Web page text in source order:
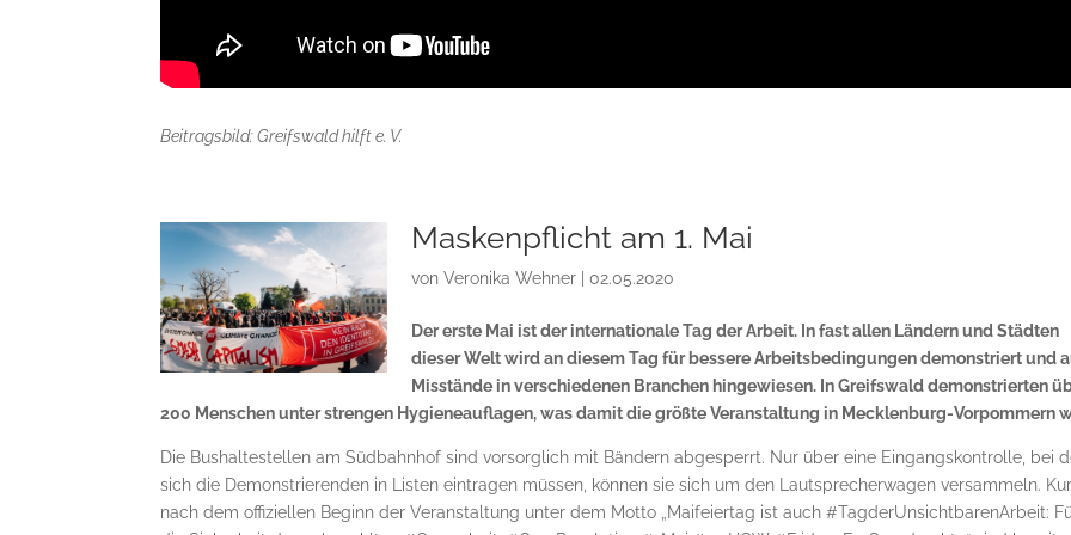
Beitragsbild: Greifswald hilft e. V.
Maskenpflicht am 1. Mai
vonVeronika Wehner |02.05.2020
Der erste Mai ist der internationale Tag der Arbeit. In fast allen Ländern und Städten
dieser Welt wird an diesem Tag für bessere Arbeitsbedingungen demonstriert und
Misstände in verschiedenen Branchen hingewiesen. In Greifswald demonstrierten
200 Menschen unter strengen Hygieneauflagen, was damit die größte Veranstaltung in Mecklenburg-Vorpommern
Die Bushaltestellen am Südbahnhof sind vorsorglich mit Bändern abgesperrt. Nur über eine Eingangskontrolle, bei
sich die Demonstrierenden in Listen eintragen müssen, können sie sich um den Lautsprecherwagen versammeln.
nach dem offiziellen Beginn der Veranstaltung unter dem Motto „Maifeiertag ist auch #TagderUnsichtbarenArbeit: